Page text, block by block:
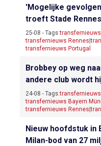
'Mogelijke
troeft Stade
25-08 - Tags:
transfernieuws Rennes |
transfernieuws Portugal
Brobbey op weg
andere club wordt
24-08 - Tags:
transfernieuws Bayern
transfernieuws Rennes |
Nieuw hoofdstuk in
Milan-bod van 27